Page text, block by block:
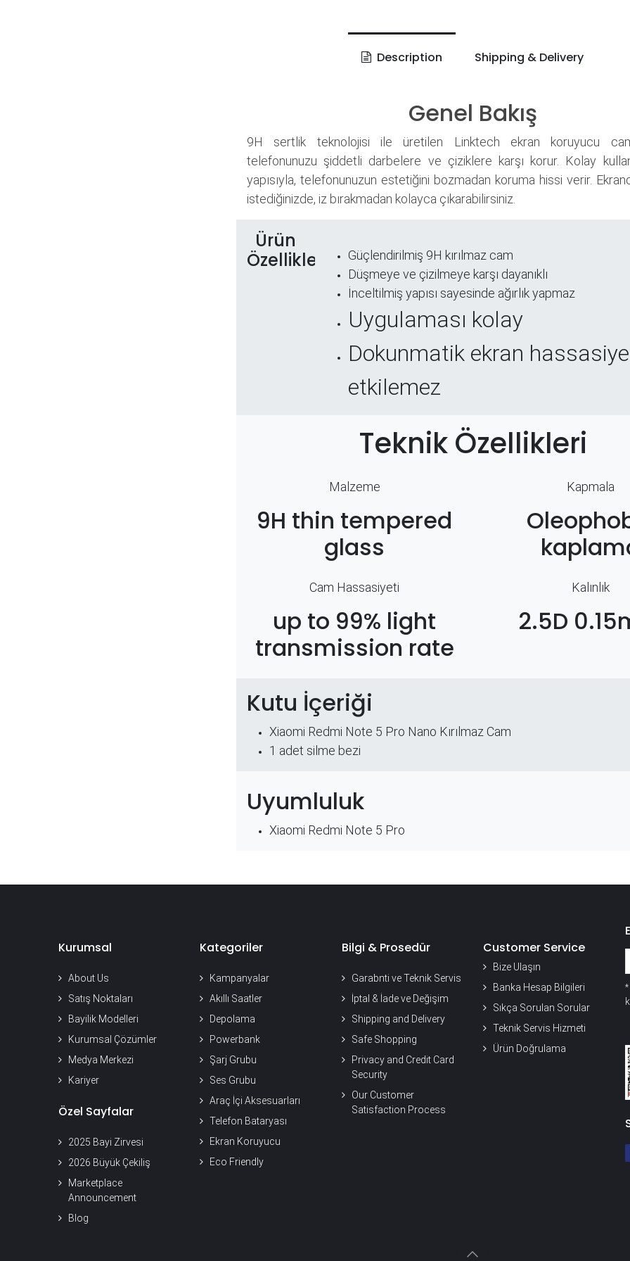
Description Shipping & Delivery
Genel Bakış
9H sertlik teknolojisi ile üretilen Linktech ekran koruyucu
telefonunuzu şiddetli darbelere ve çiziklere karşı korur. Kolay
yapısıyla, telefonunuzun estetiğini bozmadan koruma hissi verir.
istediğinizde, iz bırakmadan kolayca çıkarabilirsiniz.
Ürün
Özellikleri
Güçlendirilmiş 9H kırılmaz cam
Düşmeye ve çizilmeye karşı dayanıklı
İnceltilmiş yapısı sayesinde ağırlık yapmaz
Uygulaması kolay
Dokunmatik ekran
etkilemez
Teknik Özellikleri
Malzeme
9H thin tempered
glass
Kapmala
Cam Hassasiyeti
up to 99% light
transmission rate
Kalınlık
2.5D
Kutu İçeriği
Xiaomi Redmi Note 5 Pro Nano Kırılmaz Cam
​1 adet silme bezi
Uyumluluk
Xiaomi Redmi Note 5 Pro
Kurumsal
About Us
Satış Noktaları
Bayilik Modelleri
Kurumsal Çözümler
Medya Merkezi
Kariyer
Özel Sayfalar
2025 Bayi Zirvesi
2026 Büyük Çekiliş
Marketplace
Announcement
Blog
Kategoriler
Kampanyalar
Akıllı Saatler
Depolama
Powerbank
Şarj Grubu
Ses Grubu
Araç İçi Aksesuarları
Telefon Bataryası
Ekran Koruyucu
Eco Friendly
Bilgi & Prosedür
Garabnti ve Teknik Servis
İptal & İade ve Değişim
Shipping and Delivery
Safe Shopping
Privacy and Credit Card
Security
Our Customer
Satisfaction Process
Customer Service
Bize Ulaşın
Banka Hesap Bilgileri
Sıkça Sorulan Sorular
Teknik Servis Hizmeti
Ürün Doğrulama
*